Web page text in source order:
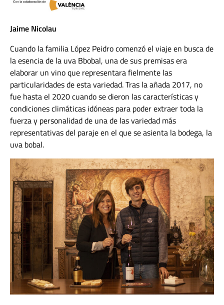
Jaime Nicolau
Cuando la familia López Peidro comenzó el viaje en busca de
la esencia de la uva Bbobal, una de sus premisas era
elaborar un vino que representara fielmente las
particularidades de esta variedad. Tras la añada 2017, no
fue hasta el 2020 cuando se dieron las características y
condiciones climáticas idóneas para poder extraer toda la
fuerza y personalidad de una de las variedad más
representativas del paraje en el que se asienta la bodega, la
uva bobal.